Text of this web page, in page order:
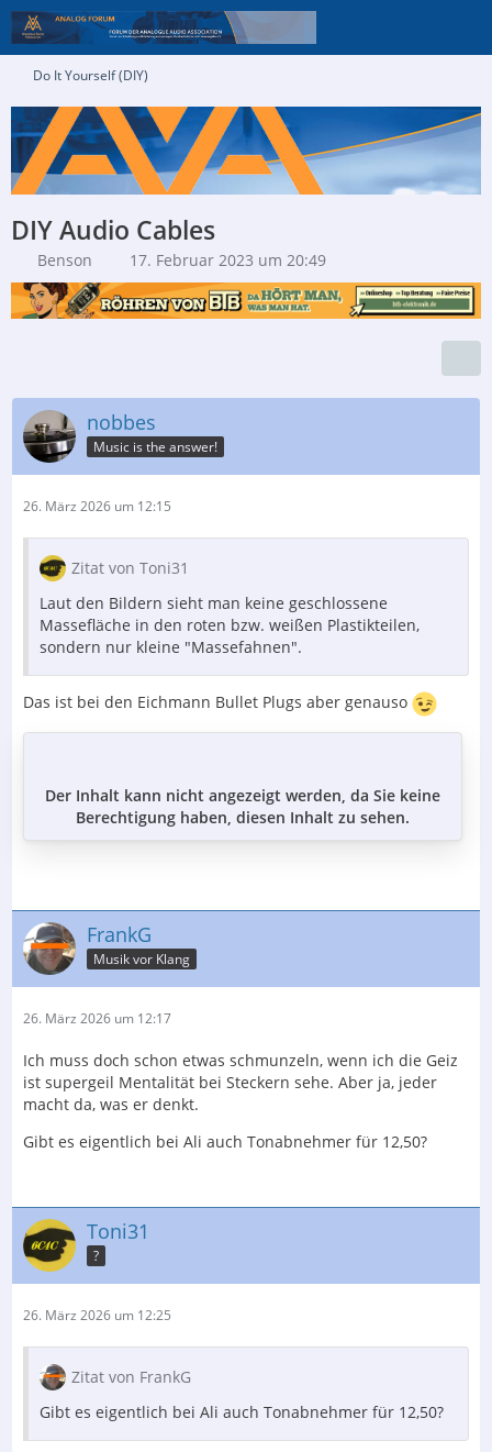
Do It Yourself (DIY)
DIY Audio Cables
Benson 17. Februar 2023 um 20:49
nobbes
Music is the answer!
26. März 2026 um 12:15
Zitat von Toni31
Laut den Bildern sieht man keine geschlossene
Massefläche in den roten bzw. weißen Plastikteilen,
sondern nur kleine "Massefahnen".
Das ist bei den Eichmann Bullet Plugs aber genauso
Der Inhalt kann nicht angezeigt werden, da Sie keine
Berechtigung haben, diesen Inhalt zu sehen.
FrankG
Musik vor Klang
26. März 2026 um 12:17
Ich muss doch schon etwas schmunzeln, wenn ich die Geiz
ist supergeil Mentalität bei Steckern sehe. Aber ja, jeder
macht da, was er denkt.
Gibt es eigentlich bei Ali auch Tonabnehmer für 12,50?
Toni31
?
26. März 2026 um 12:25
Zitat von FrankG
Gibt es eigentlich bei Ali auch Tonabnehmer für 12,50?